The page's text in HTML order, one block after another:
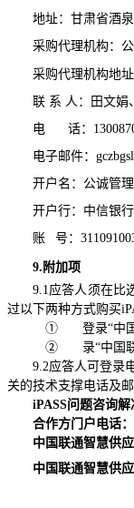
地址：甘肃省酒
采购代理机构：
采购代理机构地
联 系 人：田文娟
电 话：
电子邮件：
开户名：公诚管
开户行：中信银
账 号：
9. 附加项
9.1应答人须在比
过以下两种方式购买
①
登录“中
②
录“中国
9.2应答人可登录
关的技术支撑电话及邮
iPASS问题咨询
合作方门户电话：
中国联通智慧供
中国联通智慧供